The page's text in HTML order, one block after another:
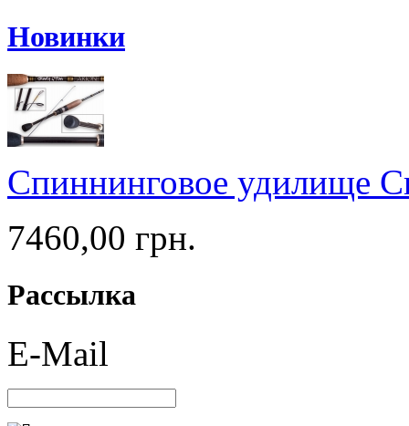
Новинки
Спиннинговое удилище
7460,00 грн.
Рассылка
E-Mail